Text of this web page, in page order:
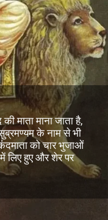
माता माना जाता है,
के नाम से भी
को चार भुजाओं
लिए हुए और शेर पर